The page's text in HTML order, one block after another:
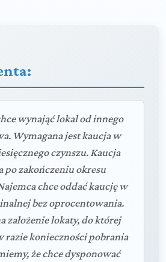
wynająć lokal od innego
Wymagana jest kaucja w
czynszu. Kaucja
po zakończeniu okresu
chce oddać kaucję w
bez oprocentowania.
założenie lokaty, do której
razie konieczności pobrania
że chce dysponować